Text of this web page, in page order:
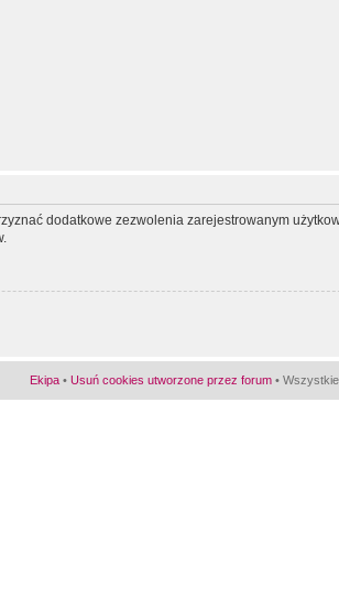
dodatkowe zezwolenia zarejestrowanym
Ekipa • Usuń cookies utworzone przez forum •